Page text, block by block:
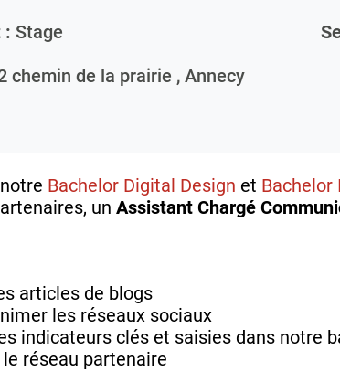
: Stage
chemin de la prairie , Annecy
Bachelor Digital Design et Bachelor
un Assistant Chargé
articles de blogs
les réseaux sociaux
indicateurs clés et saisies dans notre
réseau partenaire